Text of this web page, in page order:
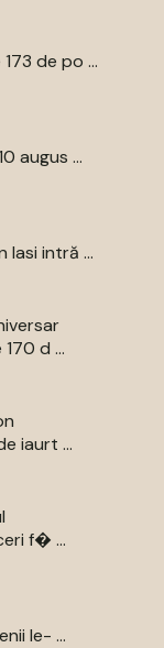
de po ...
augus ...
intră ...
d ...
iaurt ...
f� ...
le- ...